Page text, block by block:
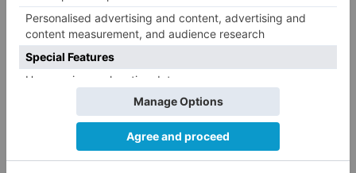
3
memoria del pueblo burgalés de
CCOO Burgos tramita más de 200
expedientes de regularización
de inmigrantes